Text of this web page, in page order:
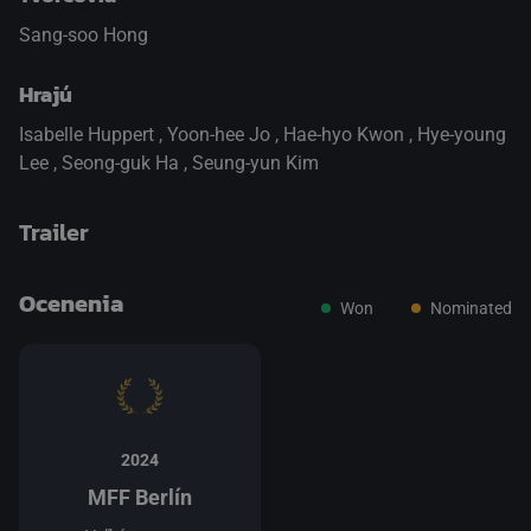
Sang-soo Hong
Hrajú
Isabelle Huppert , Yoon-hee Jo , Hae-hyo Kwon , Hye-young
Lee , Seong-guk Ha , Seung-yun Kim
Trailer
prepnite na prehrávač HTML5
Ocenenia Won Nominated
2024
MFF Berlín